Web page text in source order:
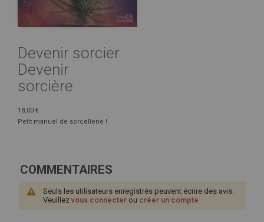
Devenir sorcier
Devenir
sorcière
18,00 €
Petit manuel de sorcellerie !
COMMENTAIRES
Seuls les utilisateurs enregistrés peuvent écrire des avis.
Veuillez vous connecter ou créer un compte